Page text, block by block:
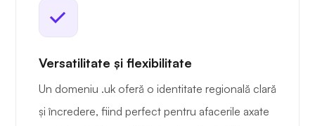
Versatilitate și flexibilitate
Un domeniu .uk oferă o identitate regională clară
și încredere, fiind perfect pentru afacerile axate